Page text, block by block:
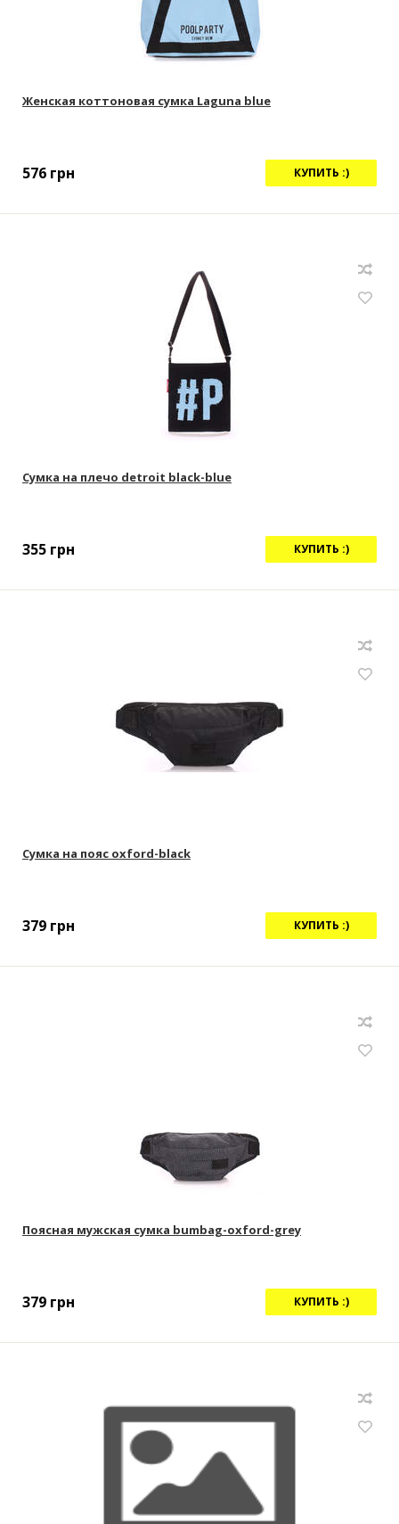
Женская коттоновая сумка Laguna blue
576 грн КУПИТЬ :)
Сумка на плечо detroit black-blue
355 грн КУПИТЬ :)
Сумка на пояс oxford-black
379 грн КУПИТЬ :)
Поясная мужская сумка bumbag-oxford-grey
379 грн КУПИТЬ :)